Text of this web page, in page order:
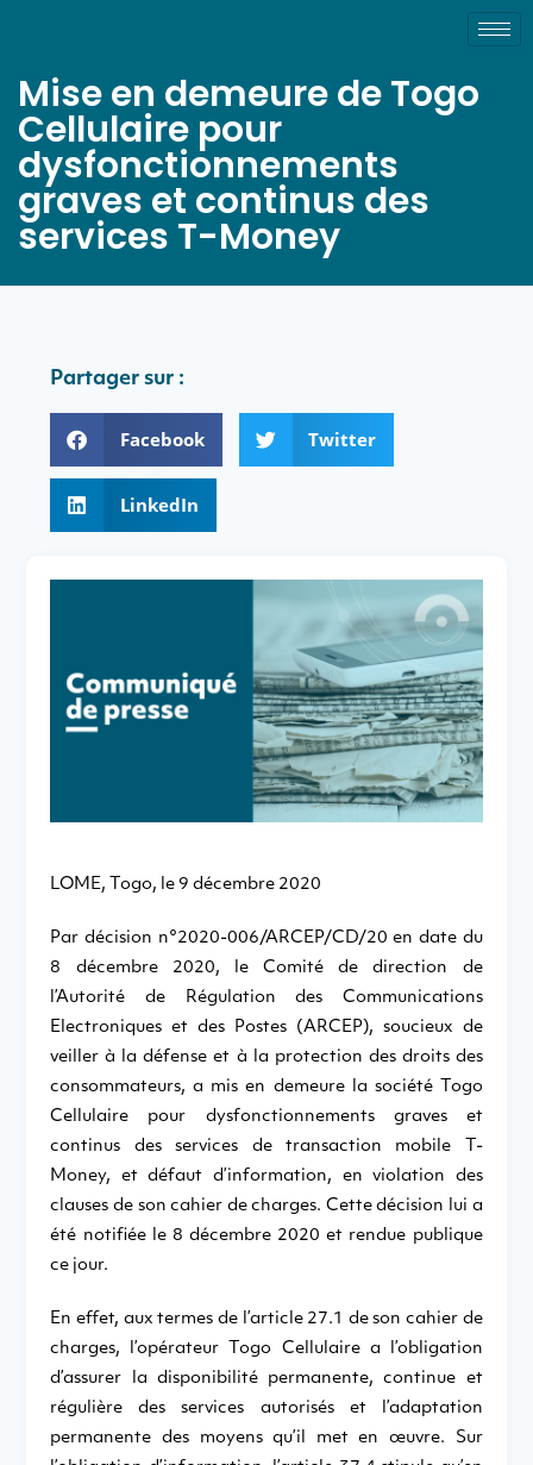
Mise en demeure de Togo
Cellulaire pour
dysfonctionnements
graves et continus des
services T-Money
Partager sur :
Facebook Twitter
LinkedIn
LOME, Togo, le 9 décembre 2020
Par décision n°2020-006/ARCEP/CD/20 en date du
8 décembre 2020, le Comité de direction de
l’Autorité de Régulation des Communications
Electroniques et des Postes (ARCEP), soucieux de
veiller à la défense et à la protection des droits des
consommateurs, a mis en demeure la société Togo
Cellulaire pour dysfonctionnements graves et
continus des services de transaction mobile T-
Money, et défaut d’information, en violation des
clauses de son cahier de charges. Cette décision lui a
été notifiée le 8 décembre 2020 et rendue publique
ce jour.
En effet, aux termes de l’article 27.1 de son cahier de
charges, l’opérateur Togo Cellulaire a l’obligation
d’assurer la disponibilité permanente, continue et
régulière des services autorisés et l’adaptation
permanente des moyens qu’il met en œuvre. Sur